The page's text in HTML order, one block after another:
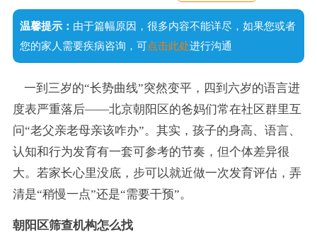
足外翻
温馨提示： 由于篇幅原因，很多内容不能详尽，如果您或者
您的家人需要疾病咨询，可点击此处进行沟通
一到三岁的“长势曲线”突然变平，四到六岁的语言进
度表严重落后——北京朝阳区的爸妈们常在社区群里互
问“老父亲老母亲该咋办”。其实，孩子的身高、语言、
认知和行为发育有一套可参考的节奏，但个体差异很
大。若家长心里没底，步可以就近做一次发育评估，弄
清是“稍慢一点”还是“需要干预”。
朝阳区筛查机构怎么找